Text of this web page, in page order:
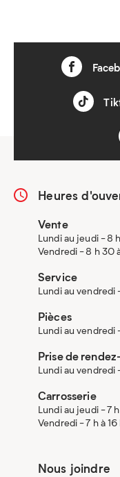
Heures
Vente
Lundi au jeudi - 8
Vendredi - 8 h 30
Service
Lundi au vendredi
Pièces
Lundi au vendredi
Prise de
Lundi au vendredi
Carrosserie
Lundi au jeudi - 7
Vendredi - 7 h à 16
Nous joindre